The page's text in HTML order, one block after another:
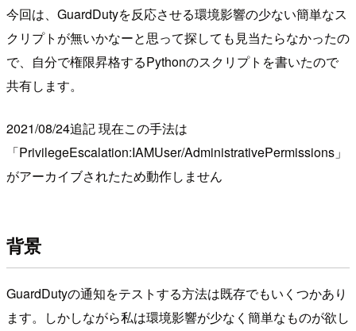
今回は、GuardDutyを反応させる環境影響の少ない簡単なス
クリプトが無いかなーと思って探しても見当たらなかったの
で、自分で権限昇格するPythonのスクリプトを書いたので
共有します。
2021/08/24追記 現在この手法は
「PrivilegeEscalation:IAMUser/AdministrativePermissions」
がアーカイブされたため動作しません
背景
GuardDutyの通知をテストする方法は既存でもいくつかあり
ます。しかしながら私は環境影響が少なく簡単なものが欲し